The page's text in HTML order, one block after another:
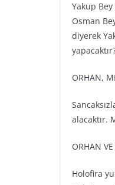
Yakup
Osman
diyerek
ORHAN,
alacaktır.
ORHAN
Holofira